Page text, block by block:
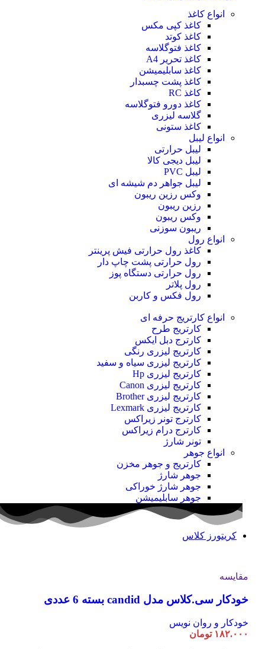
انواع کاغذ
کاغذ کپی مکس
کاغذ کوتد
کاغذ فتوگلاسه
کاغذ تحریر A4
کاغذ سابلیمیشن
کاغذ پشت چسبدار
کاغذ RC
کاغذ دورو فتوگلاسه
گلاسه لیزری
کاغذ ستونی
انواع لیبل
لیبل حرارتی
لیبل دیجی کالا
لیبل PVC
لیبل جواهر دم شیشه ای
وکس رزین ریبون
رزین ریبون
وکس ریبون
ریبون سوزنی
انواع رول
کاغذ رول حرارتی فیش پرینتر
رول حرارتی پشت چاپ دار
رول حرارتی دستگاه پوز
رول پلاتر
رول فکس و کاربن
انواع کارتریج حرفه ای
کارتریج طرح
کارترج دبل ایکس
کارتریج لیزری رنگی
کارتریج لیزری سیاه و سفید
کارتریج لیزری Hp
کارتریج لیزری Canon
کارتریج لیزری Brother
کارتریج لیزری Lexmark
کارترج تونر زیراکس
کارترج درام زیراکس
تونر شارژ
انواع جوهر
کارتریج و جوهر مخزن
جوهر شارژ
جوهر شارژ خوراکی
جوهر سابلیمیشن
کریتورز کلاس
مقایسه
خودکار سی.کلاس مدل candid بسته 6 عددی
خودکار و روان نویس
۱۸۲.۰۰۰ تومان